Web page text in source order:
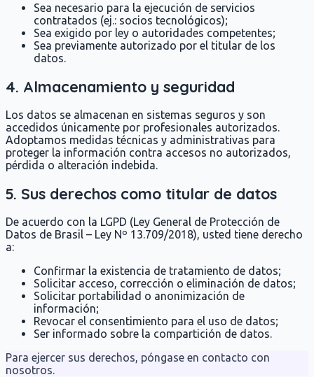
Sea necesario para la ejecución de servicios
contratados (ej.: socios tecnológicos);
Sea exigido por ley o autoridades competentes;
Sea previamente autorizado por el titular de los
datos.
4. Almacenamiento y seguridad
Los datos se almacenan en sistemas seguros y son
accedidos únicamente por profesionales autorizados.
Adoptamos medidas técnicas y administrativas para
proteger la información contra accesos no autorizados,
pérdida o alteración indebida.
5. Sus derechos como titular de datos
De acuerdo con la LGPD (Ley General de Protección de
Datos de Brasil – Ley Nº 13.709/2018), usted tiene derecho
a:
Confirmar la existencia de tratamiento de datos;
Solicitar acceso, corrección o eliminación de datos;
Solicitar portabilidad o anonimización de
información;
Revocar el consentimiento para el uso de datos;
Ser informado sobre la compartición de datos.
Para ejercer sus derechos, póngase en contacto con
nosotros.